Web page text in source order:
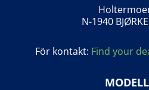
N-1940
För kontakt: Find your